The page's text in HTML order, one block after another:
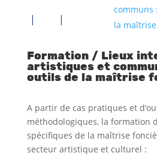
communs
la
Formation / Lieux
artistiques et
outils de la maîtrise
A partir de cas pratiques et
méthodologiques, la formation
spécifiques de la maîtrise
secteur artistique et culturel :